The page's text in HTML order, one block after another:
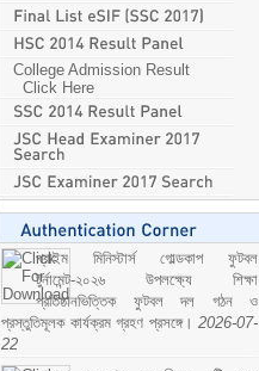
College Admission Result
Click Here
প্রাইম মিনিস্টার্স গোল্ডকাপ ফুটবল
টুর্নামেন্ট-২০২৬ উপলক্ষ্যে শিক্ষা
প্রতিষ্ঠানভিত্তিক ফুটবল দল গঠন ও
প্রস্তুতিমূলক কার্যক্রম গ্রহণ প্রসঙ্গে। 2026-07-
22